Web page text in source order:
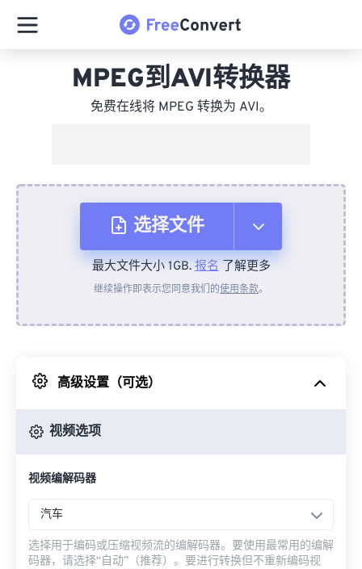
MPEG到AVI转换器
免费在线将 MPEG 转换为 AVI。
选择文件
从设备
来自 Google Drive
最大文件大小 1GB.报名了解更多
继续操作即表示您同意我们的使用条款。
高级设置（可选）
视频选项
视频编解码器
汽车
选择用于编码或压缩视频流的编解码器。要使用最常用的编解
码器，请选择“自动”（推荐）。要进行转换但不重新编码视